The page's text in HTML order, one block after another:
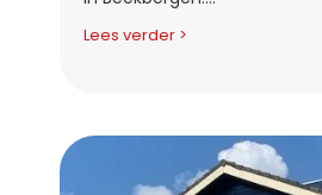
Lees verder >